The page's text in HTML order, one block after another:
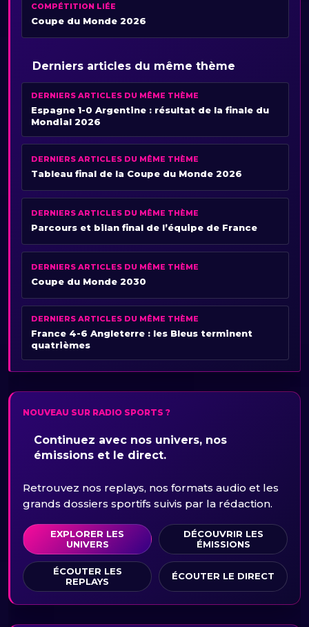
COMPÉTITION LIÉE
Coupe du Monde 2026
Derniers articles du même thème
DERNIERS ARTICLES DU MÊME THÈME
Espagne 1-0 Argentine : résultat de la finale du
Mondial 2026
DERNIERS ARTICLES DU MÊME THÈME
Tableau final de la Coupe du Monde 2026
DERNIERS ARTICLES DU MÊME THÈME
Parcours et bilan final de l’équipe de France
DERNIERS ARTICLES DU MÊME THÈME
Coupe du Monde 2030
DERNIERS ARTICLES DU MÊME THÈME
France 4-6 Angleterre : les Bleus terminent
quatrièmes
NOUVEAU SUR RADIO SPORTS ?
Continuez avec nos univers, nos
émissions et le direct.
Retrouvez nos replays, nos formats audio et les
grands dossiers sportifs suivis par la rédaction.
EXPLORER LES
UNIVERS
DÉCOUVRIR LES
ÉMISSIONS
ÉCOUTER LES
REPLAYS
ÉCOUTER LE DIRECT